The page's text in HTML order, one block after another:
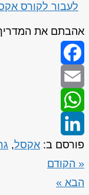
לעבור לקורס
אהבתם את
Facebook
Email
WhatsApp
LinkedIn
פורסם ב: אקסל,
« הקודם
הבא »